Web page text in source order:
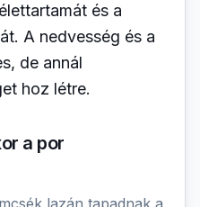
és a
A nedvesség és a
de annál
hoz létre.
a por
lazán tapadnak a